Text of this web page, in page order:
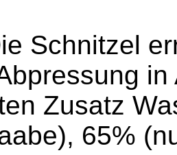
Schnitzel
Zusatz
65%